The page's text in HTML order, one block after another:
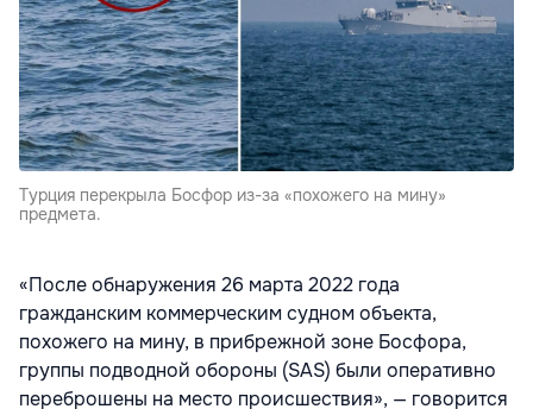
Турция перекрыла Босфор из-за «похожего на мину»
предмета.
«После обнаружения 26 марта 2022 года
гражданским коммерческим судном объекта,
похожего на мину, в прибрежной зоне Босфора,
группы подводной обороны (SAS) были оперативно
переброшены на место происшествия», — говорится